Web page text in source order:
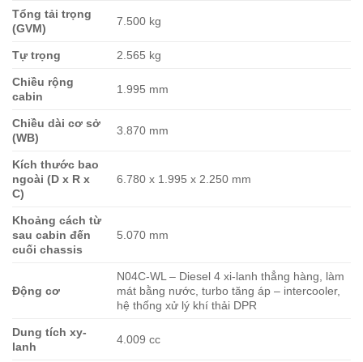
Tổng tải trọng
(GVM)
7.500 kg
Tự trọng 2.565 kg
Chiều rộng
cabin
1.995 mm
Chiều dài cơ sở
(WB)
3.870 mm
Kích thước bao
ngoài (D x R x
C)
6.780 x 1.995 x 2.250 mm
Khoảng cách từ
sau cabin đến
cuối chassis
5.070 mm
Động cơ
N04C-WL – Diesel 4 xi-lanh thẳng hàng, làm
mát bằng nước, turbo tăng áp – intercooler,
hệ thống xử lý khí thải DPR
Dung tích xy-
lanh
4.009 cc